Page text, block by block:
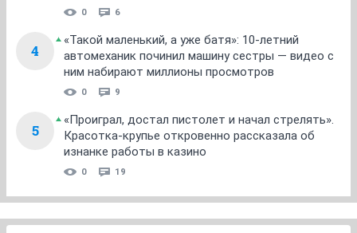
0 6
4
«Такой маленький, а уже батя»: 10-летний
автомеханик починил машину сестры — видео с
ним набирают миллионы просмотров
0 9
5
«Проиграл, достал пистолет и начал стрелять».
Красотка-крупье откровенно рассказала об
изнанке работы в казино
0 19